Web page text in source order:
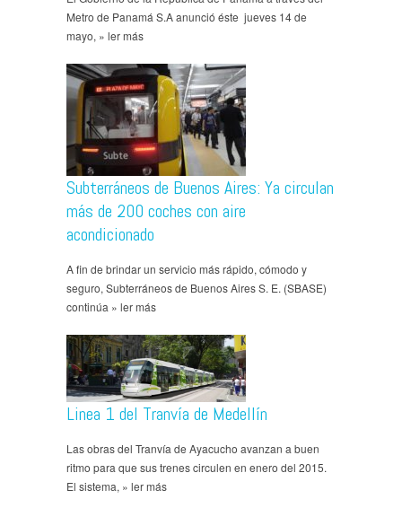
Metro de Panamá S.A anunció éste jueves 14 de
mayo, » ler más
Subterráneos de Buenos Aires: Ya circulan
más de 200 coches con aire
acondicionado
A fin de brindar un servicio más rápido, cómodo y
seguro, Subterráneos de Buenos Aires S. E. (SBASE)
continúa » ler más
Linea 1 del Tranvía de Medellín
Las obras del Tranvía de Ayacucho avanzan a buen
ritmo para que sus trenes circulen en enero del 2015.
El sistema, » ler más